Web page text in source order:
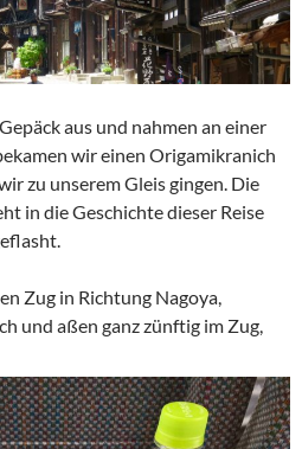
aus und nahmen an einer
wir einen Origamikranich
zu unserem Gleis gingen. Die
in die Geschichte dieser Reise
Zug in Richtung Nagoya,
und aßen ganz zünftig im Zug,